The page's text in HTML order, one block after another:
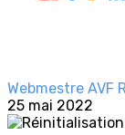
Webmestre AVF
25 mai 2022